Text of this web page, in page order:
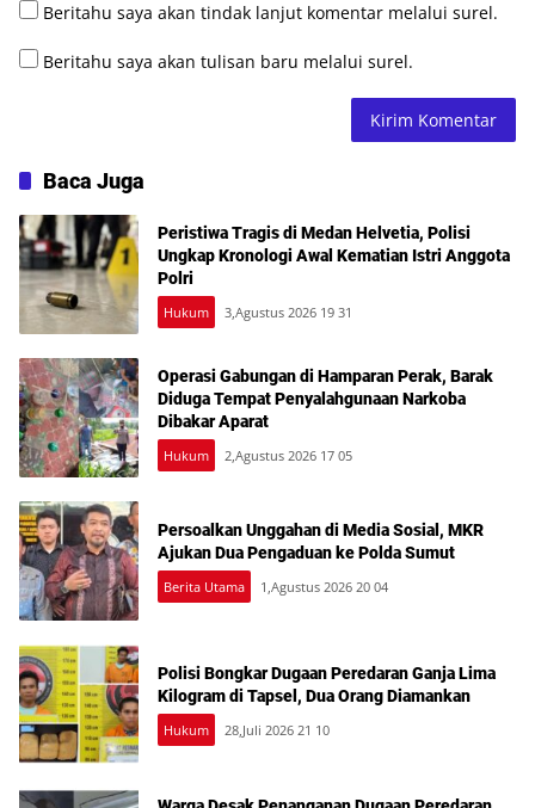
Beritahu saya akan tindak lanjut komentar melalui surel.
Beritahu saya akan tulisan baru melalui surel.
Baca Juga
Peristiwa Tragis di Medan Helvetia, Polisi
Ungkap Kronologi Awal Kematian Istri Anggota
Polri
Hukum 3,Agustus 2026 19 31
Operasi Gabungan di Hamparan Perak, Barak
Diduga Tempat Penyalahgunaan Narkoba
Dibakar Aparat
Hukum 2,Agustus 2026 17 05
Persoalkan Unggahan di Media Sosial, MKR
Ajukan Dua Pengaduan ke Polda Sumut
Berita Utama 1,Agustus 2026 20 04
Polisi Bongkar Dugaan Peredaran Ganja Lima
Kilogram di Tapsel, Dua Orang Diamankan
Hukum 28,Juli 2026 21 10